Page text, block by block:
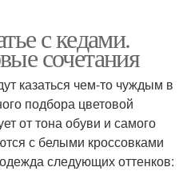
с кедами.
сочетания
казаться чем-то чуждым в
подбора цветовой
от тона обуви и самого
с белыми кроссовками
следующих оттенков: